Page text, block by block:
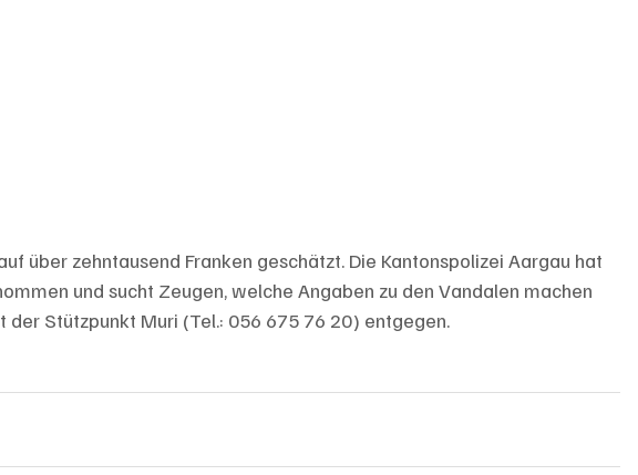
über zehntausend Franken geschätzt. Die Kantonspolizei Aargau hat
und sucht Zeugen, welche Angaben zu den Vandalen machen
der Stützpunkt Muri (Tel.: 056 675 76 20) entgegen.